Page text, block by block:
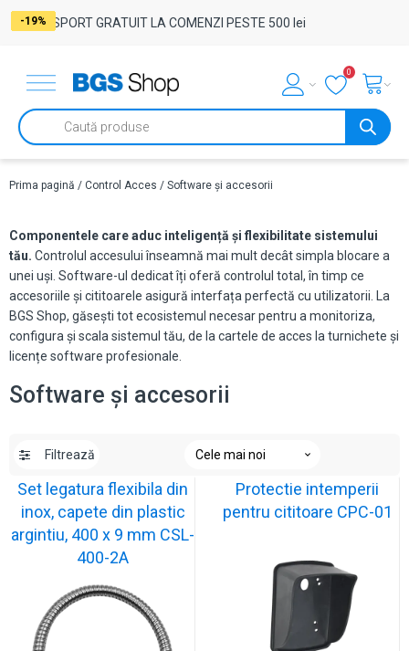
TRANSPORT GRATUIT LA COMENZI PESTE 500 lei
0
Products
search
Prima pagină / Control Acces / Software și accesorii
Componentele care aduc inteligență și flexibilitate sistemului
tău. Controlul accesului înseamnă mai mult decât simpla blocare a
unei uși. Software-ul dedicat îți oferă controlul total, în timp ce
accesoriile și cititoarele asigură interfața perfectă cu utilizatorii. La
BGS Shop, găsești tot ecosistemul necesar pentru a monitoriza,
configura și scala sistemul tău, de la cartele de acces la turnichete și
licențe software profesionale.
Software și accesorii
Filtrează
-17%
Set legatura flexibila din
inox, capete din plastic
argintiu, 400 x 9 mm CSL-
400-2A
-17%
Protectie intemperii
pentru cititoare CPC-01
-17%
-17%
-17%
-17%
-17%
-17%
-17%
-17%
-17%
-17%
-17%
-17%
-17%
-17%
-17%
-17%
-34%
-34%
-17%
-22%
-29%
-24%
-19%